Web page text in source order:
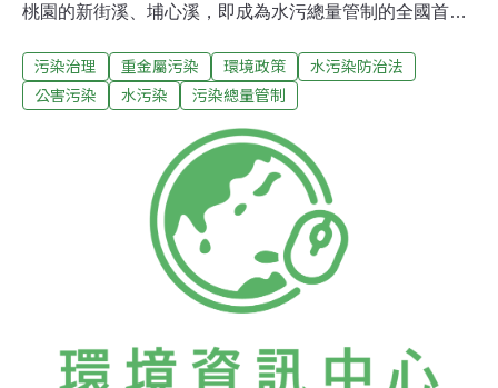
桃園的新街溪、埔心溪，即成為水污總量管制的全國首
域達1萬公頃。此外，彰化縣將在今年上半年完成程序，
台中市也展開研商。環署更透露，高雄市、新北市也可望
府所提之新街溪、埔心溪流域廢（污）水排放總量管制方
式，桃園市政府同日也發出正式公告。這是《水污法》自
1974年公佈施行以來的全國首例，環保署水保處處長葉俊
宏表示，此舉可謂未來河川污染整治與事業廢水管制的新
里程碑。環署水保處處長葉俊宏，宣布桃園新街溪、埔心
溪流域將成為水污總量管制的全國首例。攝影：賴品瑀。
環署也為此在1月陸續修正發布放流水標準及水污染防治
範相關配套。《水污染防治法》第9條，授權地方縣市
污染治理 重金屬污染 環境政策
水污染防治法
公害污染
水污染 污染總量管制